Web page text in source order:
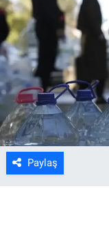
Paylaş